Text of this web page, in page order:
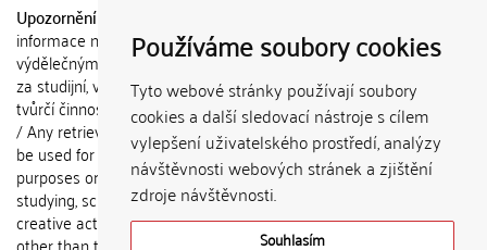
Používáme soubory cookies
Tyto webové stránky používají soubory
cookies a další sledovací nástroje s cílem
vylepšení uživatelského prostředí, analýzy
návštěvnosti webových stránek a zjištění
zdroje návštěvnosti.
Souhlasím
Upozornění / Notice:
informace nemohou být použity k
výdělečným účelům nebo vydávány
za studijní, vědeckou nebo jinou
tvůrčí činnost jiné osoby než autora.
/ Any retrieved information shall not
be used for any commercial
purposes or claimed as results of
studying, scientific or any other
creative activities of any person